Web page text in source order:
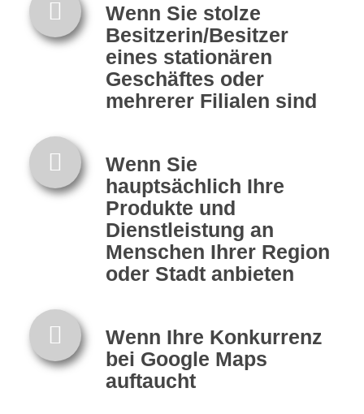
Wenn Sie stolze
Besitzerin/Besitzer
eines stationären
Geschäftes oder
mehrerer Filialen sind
Wenn Sie
hauptsächlich Ihre
Produkte und
Dienstleistung an
Menschen Ihrer Region
oder Stadt anbieten
Wenn Ihre Konkurrenz
bei Google Maps
auftaucht